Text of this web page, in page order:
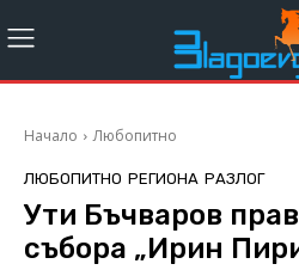
Начало Любопитно
ЛЮБОПИТНО РЕГИОНА РАЗЛОГ
Ути Бъчваров
събора „Ирин